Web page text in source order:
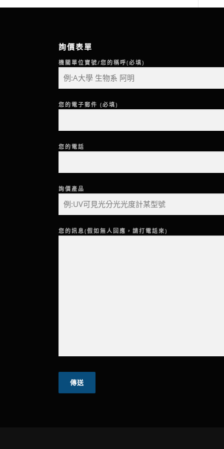
詢價表單
機關單位寶號/您的稱呼(必填)
您的電子郵件 (必填)
您的電話
詢價產品
您的訊息(假如無人回應，請打電話來)